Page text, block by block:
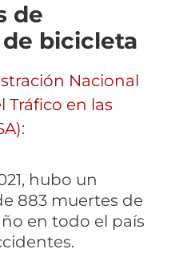
de
bicicleta
Nacional
Tráfico en las
:
hubo un
883 muertes de
en todo el país